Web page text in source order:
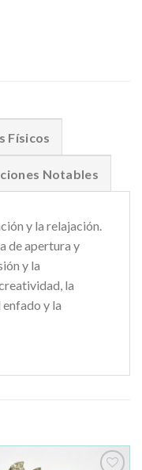
Físicos
Notables
y la relajación.
de apertura y
y la
la
y la